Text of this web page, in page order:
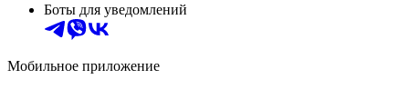
Боты для уведомлений
Мобильное приложение